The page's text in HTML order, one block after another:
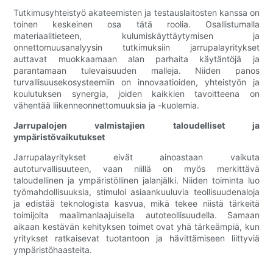
Tutkimusyhteistyö akateemisten ja testauslaitosten kanssa on
toinen keskeinen osa tätä roolia. Osallistumalla
materiaalitieteen, kulumiskäyttäytymisen ja
onnettomuusanalyysin tutkimuksiin jarrupalayritykset
auttavat muokkaamaan alan parhaita käytäntöjä ja
parantamaan tulevaisuuden malleja. Niiden panos
turvallisuusekosysteemiin on innovaatioiden, yhteistyön ja
koulutuksen synergia, joiden kaikkien tavoitteena on
vähentää liikenneonnettomuuksia ja -kuolemia.
Jarrupalojen valmistajien taloudelliset ja
ympäristövaikutukset
Jarrupalayritykset eivät ainoastaan ​​vaikuta
autoturvallisuuteen, vaan niillä on myös merkittävä
taloudellinen ja ympäristöllinen jalanjälki. Niiden toiminta luo
työmahdollisuuksia, stimuloi asiaankuuluvia teollisuudenaloja
ja edistää teknologista kasvua, mikä tekee niistä tärkeitä
toimijoita maailmanlaajuisella autoteollisuudella. Samaan
aikaan kestävän kehityksen toimet ovat yhä tärkeämpiä, kun
yritykset ratkaisevat tuotantoon ja hävittämiseen liittyviä
ympäristöhaasteita.